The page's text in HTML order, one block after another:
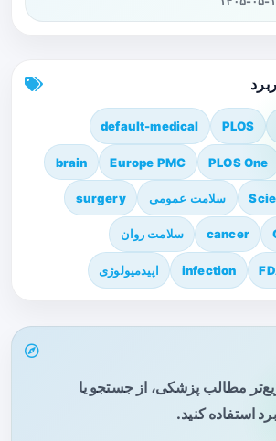
PLOS
default-medical
PLOS One
Europe PMC
brain
سلامت عمومی surgery
cancer سلامت روان
infection اپیدمیولوژی
مطالب پزشکی، از جستجو یا
استفاده کنید.